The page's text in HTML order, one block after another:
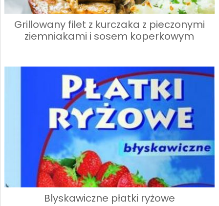
Grillowany filet z kurczaka z pieczonymi
ziemniakami i sosem koperkowym
Blyskawiczne płatki ryżowe